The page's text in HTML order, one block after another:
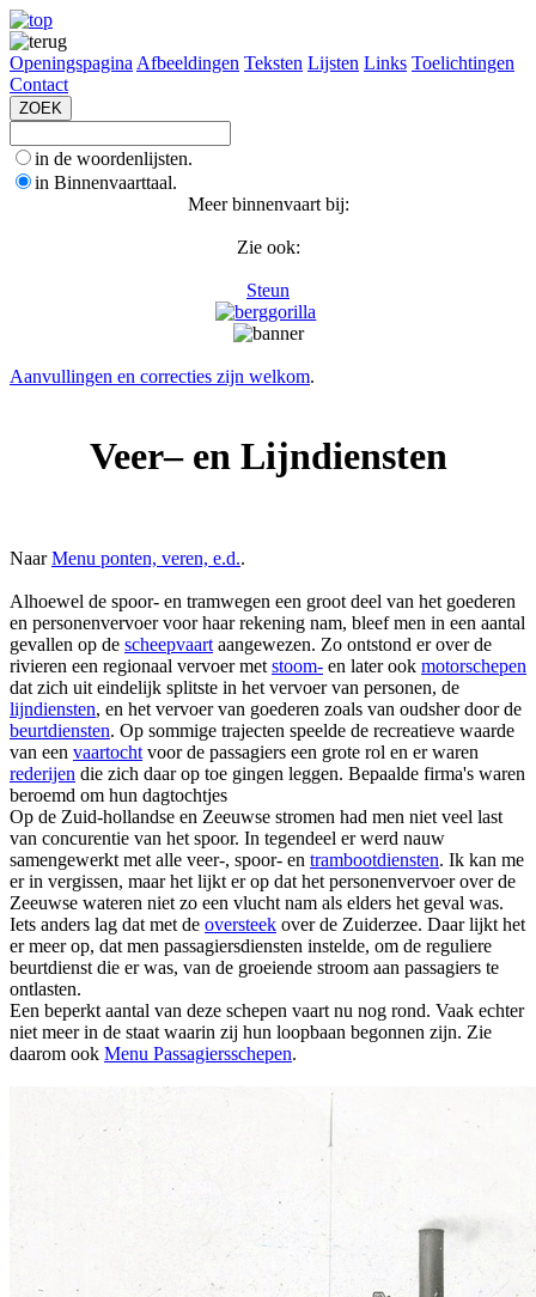
Openingspagina Afbeeldingen Teksten Lijsten Links Toelichtingen
Contact
in de woordenlijsten.
in Binnenvaarttaal.
Meer binnenvaart bij:
Zie ook:
Steun
Aanvullingen en correcties zijn welkom.
Veer– en Lijndiensten
NaarMenu ponten, veren, e.d..
Alhoewel de spoor- en tramwegen een groot deel van het goederen
en personenvervoer voor haar rekening nam, bleef men in een aantal
gevallen op de scheepvaart aangewezen. Zo ontstond er over de
rivieren een regionaal vervoer met stoom- en later ook motorschepen
dat zich uit eindelijk splitste in het vervoer van personen, de
lijndiensten, en het vervoer van goederen zoals van oudsher door de
beurtdiensten. Op sommige trajecten speelde de recreatieve waarde
van een vaartocht voor de passagiers een grote rol en er waren
rederijen die zich daar op toe gingen leggen. Bepaalde firma's waren
beroemd om hun dagtochtjes
Op de Zuid-hollandse en Zeeuwse stromen had men niet veel last
van concurentie van het spoor. In tegendeel er werd nauw
samengewerkt met alle veer-, spoor- en trambootdiensten. Ik kan me
er in vergissen, maar het lijkt er op dat het personenvervoer over de
Zeeuwse wateren niet zo een vlucht nam als elders het geval was.
Iets anders lag dat met de oversteek over de Zuiderzee. Daar lijkt het
er meer op, dat men passagiersdiensten instelde, om de reguliere
beurtdienst die er was, van de groeiende stroom aan passagiers te
ontlasten.
Een beperkt aantal van deze schepen vaart nu nog rond. Vaak echter
niet meer in de staat waarin zij hun loopbaan begonnen zijn. Zie
daarom ook Menu Passagiersschepen.